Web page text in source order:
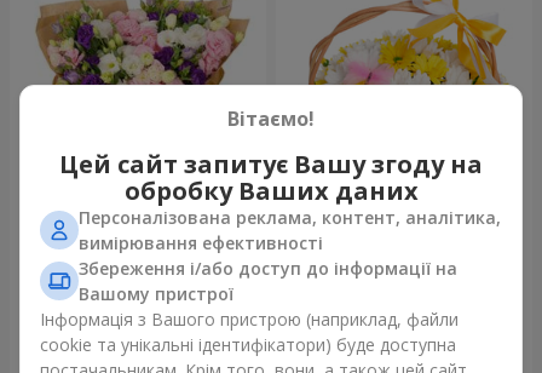
15 різнокольорових еустом
3 145 грн
Замовити
Кошик "Сонечко"
Замовити
Вітаємо!
Цей сайт запитує Вашу згоду на
обробку Ваших даних
Персоналізована реклама, контент, аналітика,
вимірювання ефективності
Збереження і/або доступ до інформації на
Вашому пристрої
Інформація з Вашого пристрою (наприклад, файли
cookie та унікальні ідентифікатори) буде доступна